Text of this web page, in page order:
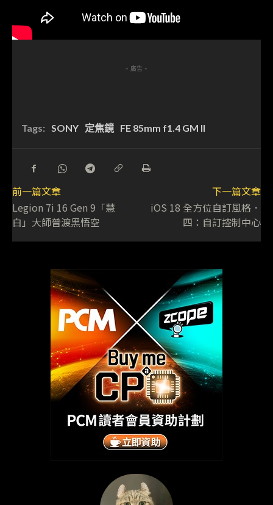
- 廣告 -
Tags: SONY 定焦鏡 FE 85mm f1.4 GM II
前一篇文章
Legion 7i 16 Gen 9「慧
白」大師普渡黑悟空
下一篇文章
iOS 18 全方位自訂風格．
四：自訂控制中心